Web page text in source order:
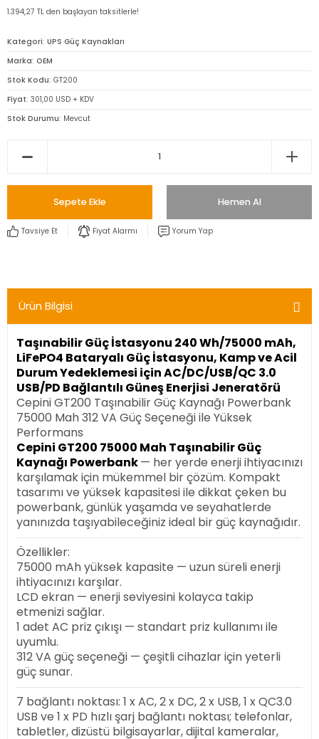
1.394,27 TL den başlayan taksitlerle!
Kategori UPS Güç Kaynakları
Marka OEM
Stok Kodu GT200
Fiyat 301,00 USD + KDV
Stok Durumu Mevcut
Sepete Ekle Hemen Al
Tavsiye Et Fiyat Alarmı Yorum Yap
Ürün Bilgisi
Taşınabilir Güç İstasyonu 240 Wh/75000 mAh,
LiFePO4 Bataryalı Güç İstasyonu, Kamp ve Acil
Durum Yedeklemesi için AC/DC/USB/QC 3.0
USB/PD Bağlantılı Güneş Enerjisi Jeneratörü
Cepini GT200 Taşınabilir Güç Kaynağı Powerbank
75000 Mah 312 VA Güç Seçeneği ile Yüksek
Performans
Cepini GT200 75000 Mah Taşınabilir Güç
Kaynağı Powerbank— her yerde enerji ihtiyacınızı
karşılamak için mükemmel bir çözüm. Kompakt
tasarımı ve yüksek kapasitesi ile dikkat çeken bu
powerbank, günlük yaşamda ve seyahatlerde
yanınızda taşıyabileceğiniz ideal bir güç kaynağıdır.
Özellikler:
75000 mAh yüksek kapasite — uzun süreli enerji
ihtiyacınızı karşılar.
LCD ekran — enerji seviyesini kolayca takip
etmenizi sağlar.
1 adet AC priz çıkışı — standart priz kullanımı ile
uyumlu.
312 VA güç seçeneği — çeşitli cihazlar için yeterli
güç sunar.
7 bağlantı noktası: 1 x AC, 2 x DC, 2 x USB, 1 x QC3.0
USB ve 1 x PD hızlı şarj bağlantı noktası; telefonlar,
tabletler, dizüstü bilgisayarlar, dijital kameralar,